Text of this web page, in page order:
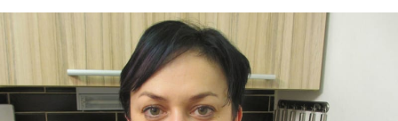
Témata
Recepty